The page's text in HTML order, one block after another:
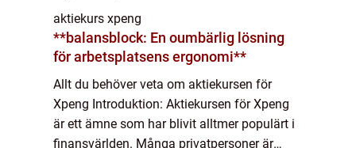
aktiekurs xpeng
**balansblock: En oumbärlig lösning
för arbetsplatsens ergonomi**
Allt du behöver veta om aktiekursen för
Xpeng Introduktion: Aktiekursen för Xpeng
är ett ämne som har blivit alltmer populärt i
finansvärlden. Många privatpersoner är